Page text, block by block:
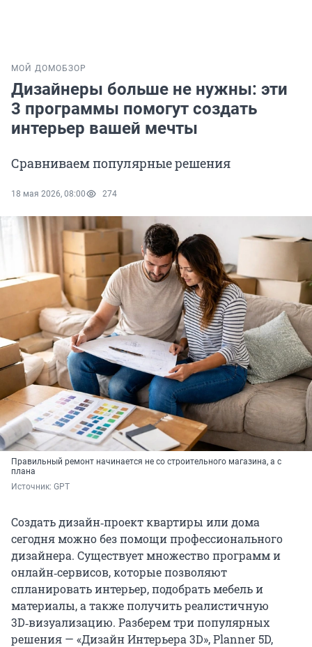
МОЙ ДОМОБЗОР
Дизайнеры больше не нужны: эти
3 программы помогут создать
интерьер вашей мечты
Сравниваем популярные решения
18 мая 2026, 08:00 274
Правильный ремонт начинается не со строительного магазина, а с
плана
Источник: GPT
Создать дизайн‑проект квартиры или дома
сегодня можно без помощи профессионального
дизайнера. Существует множество программ и
онлайн‑сервисов, которые позволяют
спланировать интерьер, подобрать мебель и
материалы, а также получить реалистичную
3D‑визуализацию. Разберем три популярных
решения — «Дизайн Интерьера 3D», Planner 5D,